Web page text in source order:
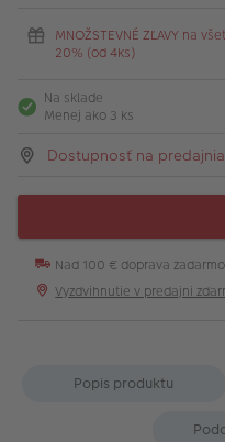
MNOŽSTEVNÉ ZĽAVY na
20% (od 4ks)
Na sklade
Menej ako 3 ks
Dostupnosť na
Nad 100 € doprava zadarmo
Vyzdvihnutie v predajni
Popis produktu